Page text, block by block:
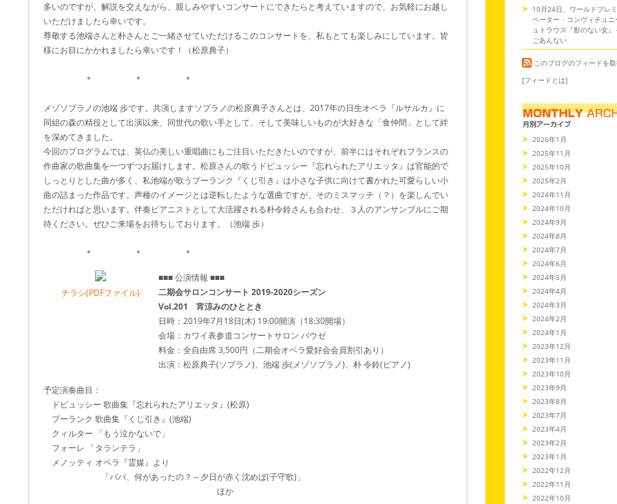
多いのですが、解説を交えながら、親しみやすいコンサートにできたらと考えていますので、お気軽にお越し
いただけましたら幸いです。
尊敬する池端さんと朴さんとご一緒させていただけるこのコンサートを、私もとても楽しみにしています。皆
様にお目にかかれましたら幸いです！（松原典子）
＊ ＊ ＊
メゾソプラノの池端 歩です。共演しますソプラノの松原典子さんとは、2017年の日生オペラ『ルサルカ』に
同組の森の精役として出演以来、同世代の歌い手として、そして美味しいものが大好きな「食仲間」として絆
を深めてきました。
今回のプログラムでは、英仏の美しい重唱曲にもご注目いただきたいのですが、前半にはそれぞれフランスの
作曲家の歌曲集を一つずつお届けします。松原さんの歌うドビュッシー『忘れられたアリエッタ』は官能的で
しっとりとした曲が多く、私池端が歌うプーランク『くじ引き』は小さな子供に向けて書かれた可愛らしい小
曲の詰まった作品です。声種のイメージとは逆転したような選曲ですが、そのミスマッチ（？）を楽しんでい
ただければと思います。伴奏ピアニストとして大活躍される朴令鈴さんも合わせ、３人のアンサンブルにご期
待ください。ぜひご来場をお待ちしております。（池端 歩）
＊ ＊ ＊
チラシ(PDFファイル)
■■■ 公演情報 ■■■
二期会サロンコンサート 2019-2020シーズン
Vol.201 宵涼みのひととき
日時：2019年7月18日(木) 19:00開演（18:30開場）
会場：カワイ表参道コンサートサロン パウゼ
料金：全自由席 3,500円（二期会オペラ愛好会会員割引あり）
出演：松原典子(ソプラノ)、池端 歩(メゾソプラノ)、朴 令鈴(ピアノ)
予定演奏曲目：
ドビュッシー 歌曲集『忘れられたアリエッタ』(松原)
プーランク 歌曲集『くじ引き』(池端)
クィルター 「もう泣かないで」
フォーレ 「タランテラ」
メノッティ オペラ『霊媒』より
「ババ、何があったの？～夕日が赤く沈めば(子守歌)」
ほか
10月24日、ワールドプレミ
ペーター・コンヴィチュニ
ュトラウス『影のない女
ごあんない
このブログのフィードを
[フィードとは]
2026年1月
2025年11月
2025年10月
2025年2月
2024年11月
2024年10月
2024年9月
2024年8月
2024年7月
2024年6月
2024年5月
2024年4月
2024年3月
2024年2月
2024年1月
2023年12月
2023年11月
2023年10月
2023年9月
2023年8月
2023年7月
2023年4月
2023年2月
2023年1月
2022年12月
2022年11月
2022年10月